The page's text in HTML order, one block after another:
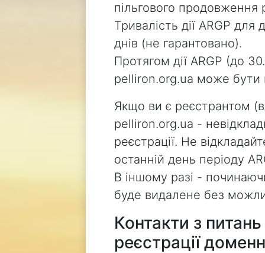
пільгового продовження
Тривалість дії ARGP
днів (не гарантовано).
Протягом дії ARGP (до
pelliron.org.ua може бути
Якщо ви є реєстрантом
pelliron.org.ua -
реєстрації. Не
останній день періоду
В іншому разі -
буде видалене без
Контакти з
реєстрації